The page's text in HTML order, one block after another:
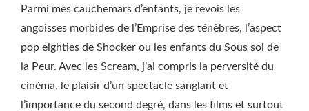
Parmi mes cauchemars d’enfants, je revois les
angoisses morbides de l’Emprise des ténèbres, l’aspect
pop eighties de Shocker ou les enfants du Sous sol de
la Peur. Avec les Scream, j’ai compris la perversité du
cinéma, le plaisir d’un spectacle sanglant et
l’importance du second degré, dans les films et surtout